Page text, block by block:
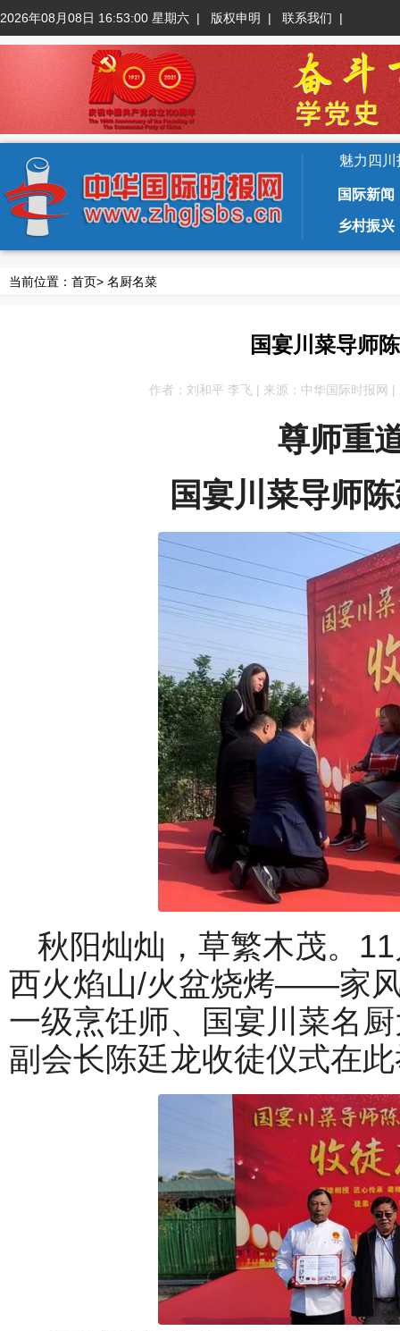
2026年08月08日 16:53:01 星期六 | 版权申明 | 联系我们 |
魅力四川
国际新闻
乡村振兴
当前位置： 首页> 名厨名菜
国宴川菜导师
作者：刘和平 李飞 | 来源：中华国际时报网
尊师重
国宴川菜导师
秋阳灿灿，草繁木茂。
西火焰山/火盆烧烤——家
一级烹饪师、国宴川菜名
副会长陈廷龙收徒仪式在